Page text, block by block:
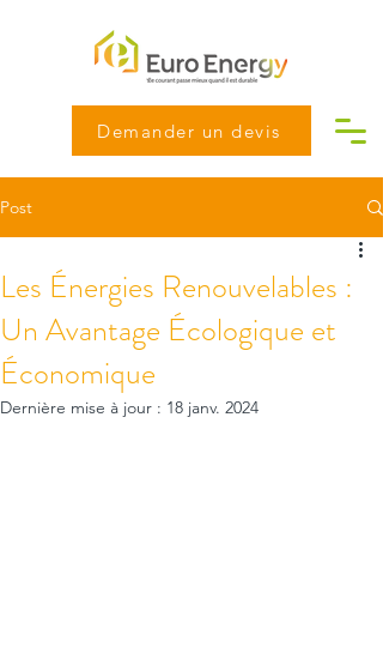
Demander un devis
Post
Les Énergies Renouvelables :
Un Avantage Écologique et
Économique
Dernière mise à jour : 18 janv. 2024